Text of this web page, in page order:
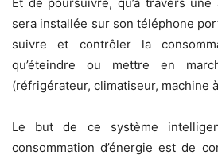
sera installée sur son téléphone
suivre et contrôler la
qu’éteindre ou mettre en
(réfrigérateur, climatiseur, machine
Le but de ce système
consommation d’énergie est de